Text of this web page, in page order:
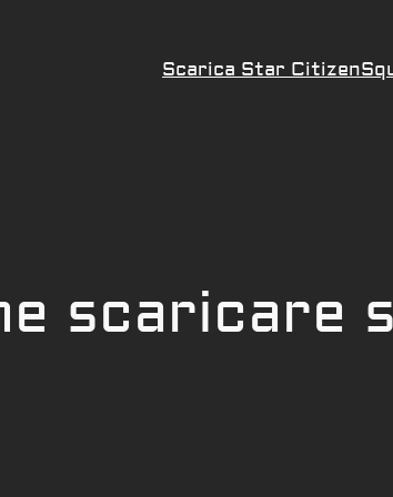
Scarica Star Citizen
scaricare